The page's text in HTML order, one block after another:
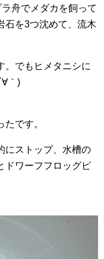
舟でメダカを飼って
石を3つ沈めて、流木
。でもヒメタニシに
｀)
です。
にストップ、水槽の
ドワーフフロッグピ